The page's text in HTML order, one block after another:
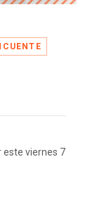
este viernes 7